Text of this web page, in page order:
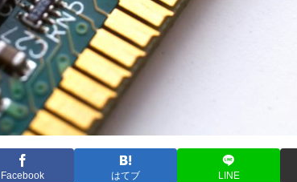
Facebook はてブ LINE